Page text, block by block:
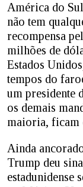
América do
não tem
recompensa
milhões de
Estados
tempos do
um presidente
os demais
maioria, ficam
Ainda
Trump deu
estadunidense